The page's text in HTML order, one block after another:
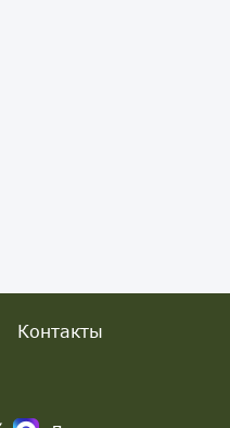
Контакты